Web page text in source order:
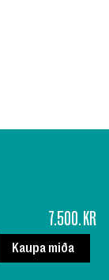
7.500. KR
Kaupa miða